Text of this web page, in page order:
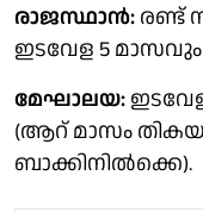
രാജസ്ഥാന്‍: രണ്ട്
ഇടവേള 5
മേഘാലയ:
(ആറ് മാസം
ബാക്കിനില്‍ക്കെ).